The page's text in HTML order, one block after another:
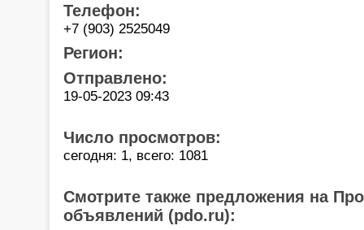
Телефон:
+7 (903) 2525049
Регион:
Отправлено:
19-05-2023 09:43
Число просмотров:
сегодня: 1, всего: 1081
Смотрите также предложения на
объявлений (pdo.ru):